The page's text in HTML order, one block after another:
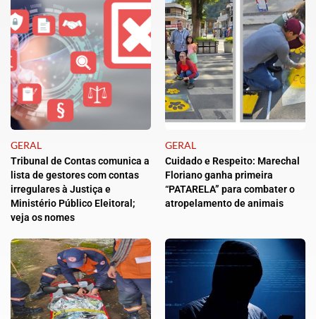
GERAL
Tribunal de Contas comunica a
lista de gestores com contas
irregulares à Justiça e
Ministério Público Eleitoral;
veja os nomes
GERAL
Cuidado e Respeito: Marechal
Floriano ganha primeira
“PATARELA” para combater o
atropelamento de animais